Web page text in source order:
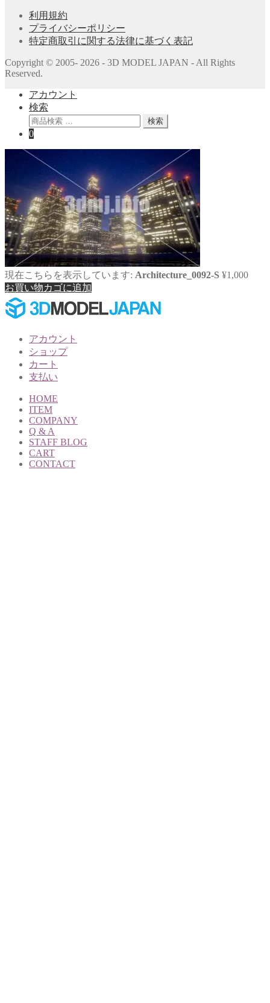
利用規約
プライバシーポリシー
特定商取引に関する法律に基づく表記
Copyright © 2005- 2026 - 3D MODEL JAPAN - All Rights
Reserved.
アカウント
検索
検
索
象:
検索
0
現在こちらを表示しています: Architecture_0092-S ¥1,000
お買い物カゴに追加
アカウント
ショップ
カート
支払い
HOME
ITEM
COMPANY
Q & A
STAFF BLOG
CART
CONTACT